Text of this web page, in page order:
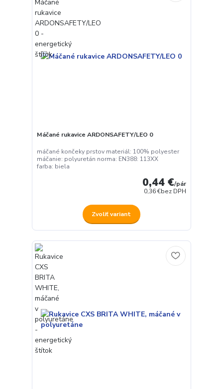
Máčané rukavice ARDONSAFETY/LEO 0
máčané končeky prstov materiál: 100% polyester
máčanie: polyuretán norma: EN388: 113XX
farba: biela
0,44 €/pár
0,36 €bez DPH
Zvoliť variant